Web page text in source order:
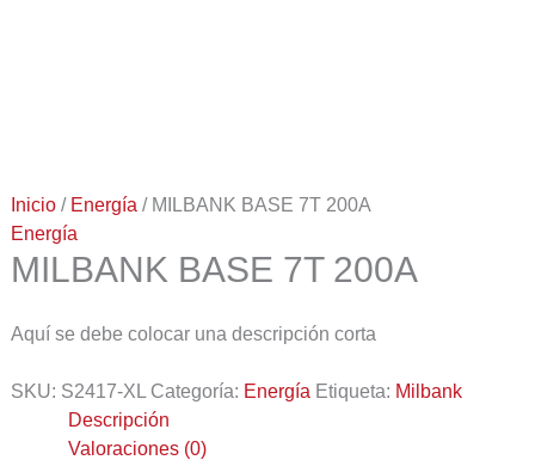
Inicio/ Energía / MILBANK BASE 7T 200A
Energía
MILBANK BASE 7T 200A
Aquí se debe colocar una descripción corta
SKU: S2417-XL Categoría: Energía Etiqueta: Milbank
Descripción
Valoraciones (0)